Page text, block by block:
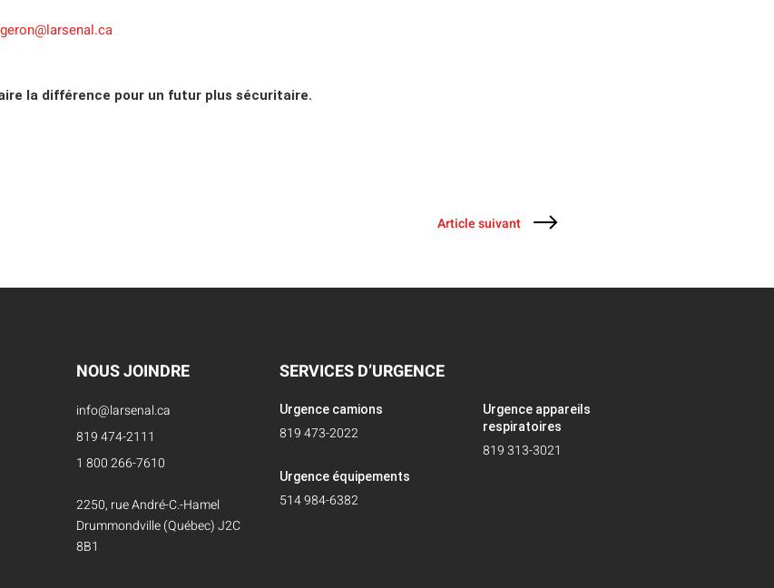
la différence pour un futur plus sécuritaire.
Article suivant
NOUS JOINDRE
info@larsenal.ca
819 474-2111
1 800 266-7610
2250, rue André-C.-Hamel
Drummondville (Québec) J2C
8B1
SERVICES D’URGENCE
Urgence camions
819 473-2022
Urgence équipements
514 984-6382
Urgence appareils
respiratoires
819 313-3021